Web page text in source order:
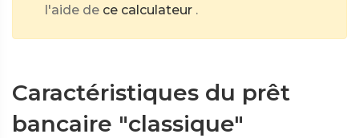
l'aide de ce calculateur .
Caractéristiques du prêt
bancaire "classique"